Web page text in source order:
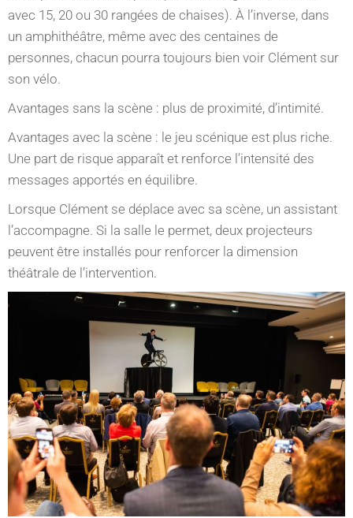
avec 15, 20 ou 30 rangées de chaises). À l’inverse, dans
un amphithéâtre, même avec des centaines de
personnes, chacun pourra toujours bien voir Clément sur
son vélo.
Avantages sans la scène : plus de proximité, d’intimité.
Avantages avec la scène : le jeu scénique est plus riche.
Une part de risque apparaît et renforce l’intensité des
messages apportés en équilibre.
Lorsque Clément se déplace avec sa scène, un assistant
l’accompagne. Si la salle le permet, deux projecteurs
peuvent être installés pour renforcer la dimension
théâtrale de l’intervention.